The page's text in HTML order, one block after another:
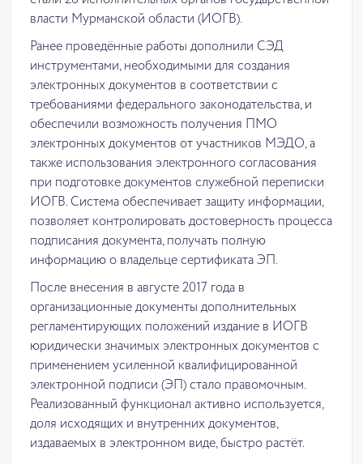
власти Мурманской области (ИОГВ).
Ранее проведённые работы дополнили СЭД
инструментами, необходимыми для создания
электронных документов в соответствии с
требованиями федерального законодательства, и
обеспечили возможность получения ПМО
электронных документов от участников МЭДО, а
также использования электронного согласования
при подготовке документов служебной переписки
ИОГВ. Система обеспечивает защиту информации,
позволяет контролировать достоверность процесса
подписания документа, получать полную
информацию о владельце сертификата ЭП.
После внесения в августе 2017 года в
организационные документы дополнительных
регламентирующих положений издание в ИОГВ
юридически значимых электронных документов с
применением усиленной квалифицированной
электронной подписи (ЭП) стало правомочным.
Реализованный функционал активно используется,
доля исходящих и внутренних документов,
издаваемых в электронном виде, быстро растёт.